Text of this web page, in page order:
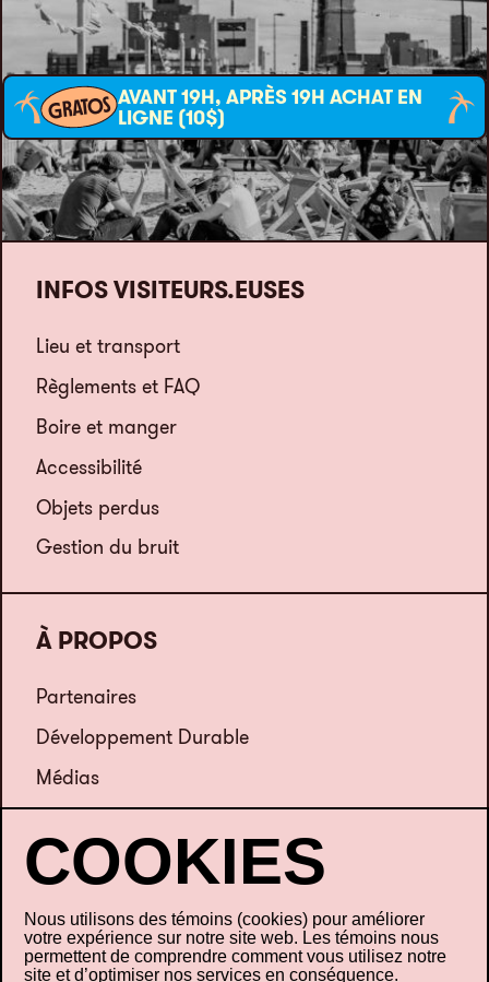
GRATOS AVANT 19H, APRÈS 19H ACHAT EN
LIGNE (10$)
INFOS VISITEURS.EUSES
Lieu et transport
Règlements et FAQ
Boire et manger
Accessibilité
Objets perdus
Gestion du bruit
À PROPOS
Partenaires
Développement Durable
Médias
Emplois
Nous joindre
Nous utilisons des témoins (cookies) pour améliorer
votre expérience sur notre site web. Les témoins nous
permettent de comprendre comment vous utilisez notre
site et d’optimiser nos services en conséquence.